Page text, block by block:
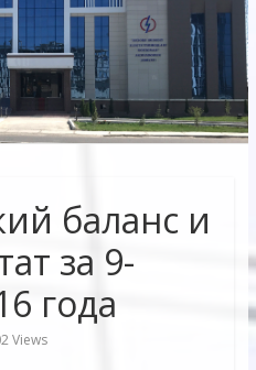
баланс и
за 9-
года
Views